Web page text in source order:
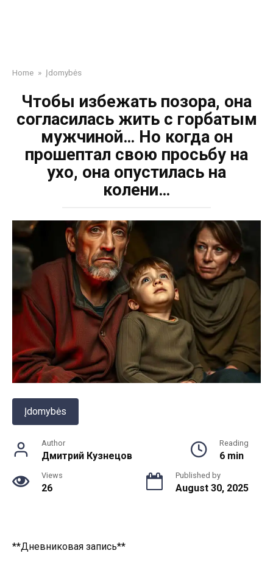
Home » Įdomybės
Чтобы избежать позора, она
согласилась жить с горбатым
мужчиной… Но когда он
прошептал свою просьбу на
ухо, она опустилась на
колени…
Įdomybės
Author
Дмитрий Кузнецов
Reading
6 min
Views
26
Published by
August 30, 2025
**Дневниковая запись**